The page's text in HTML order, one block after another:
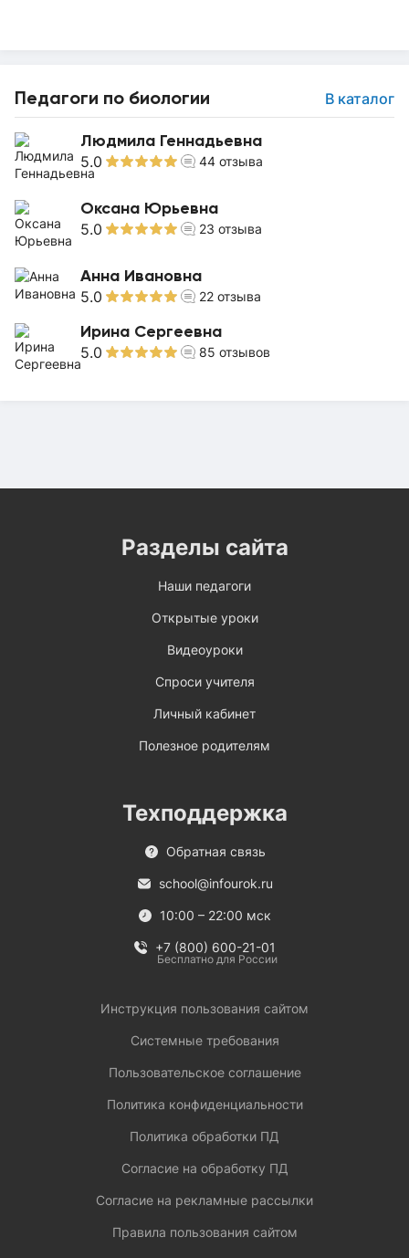
Педагоги по биологии В каталог
Людмила Геннадьевна
5.0 44 отзыва
Оксана Юрьевна
5.0 23 отзыва
Анна Ивановна
5.0 22 отзыва
Ирина Сергеевна
5.0 85 отзывов
Разделы сайта
Наши педагоги
Открытые уроки
Видеоуроки
Спроси учителя
Личный кабинет
Полезное родителям
Техподдержка
Обратная связь
school@infourok.ru
10:00 – 22:00 мск
+7 (800) 600-21-01
Бесплатно для России
Инструкция пользования сайтом
Системные требования
Пользовательское соглашение
Политика конфиденциальности
Политика обработки ПД
Согласие на обработку ПД
Согласие на рекламные рассылки
Правила пользования сайтом